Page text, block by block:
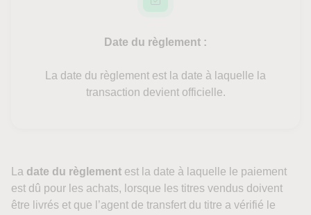
Date du règlement :
La date du règlement est la date à laquelle la
transaction devient officielle.
La date du règlement est la date à laquelle le paiement
est dû pour les achats, lorsque les titres vendus doivent
être livrés et que l’agent de transfert du titre a vérifié le